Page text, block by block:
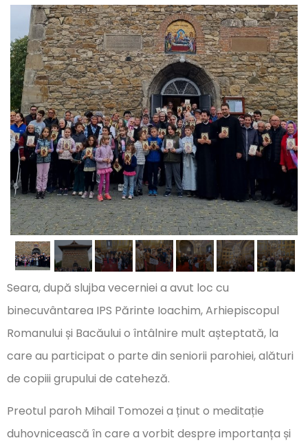
Seara, după slujba vecerniei a avut loc cu
binecuvântarea IPS Părinte Ioachim, Arhiepiscopul
Romanului și Bacăului o întâlnire mult așteptată, la
care au participat o parte din seniorii parohiei, alături
de copiii grupului de cateheză.
Preotul paroh Mihail Tomozei a ținut o meditație
duhovnicească în care a vorbit despre importanța și